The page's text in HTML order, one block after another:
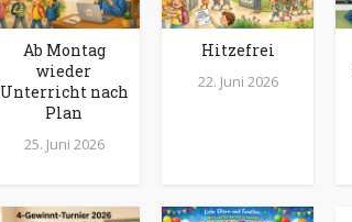
Ab Montag
wieder
Unterricht nach
Plan
25. Juni 2026
Hitzefrei
22. Juni 2026